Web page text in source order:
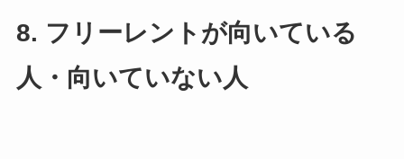
8. フリーレントが向いている
人・向いていない人